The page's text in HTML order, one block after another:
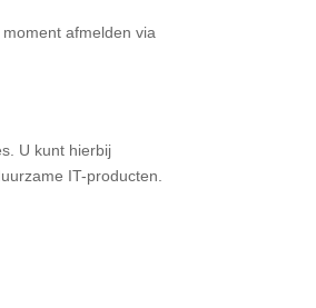
afmelden via
U kunt hierbij
IT-producten.